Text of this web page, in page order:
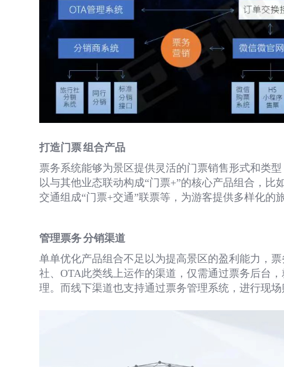
打造门票组合产品
票务系统能够为景区提供灵活的门票销售形式和类
以与其他业态联动构成“门票+”的核心产品组合，比
交通组成“门票+交通”联票等，为游客提供多样化的
管理票务分销渠道
单单优化产品组合不足以为提高景区的盈利能力，
社、OTA此类线上运作的渠道，仅需通过票务后台
理。而线下渠道也支持通过票务管理系统，进行现场